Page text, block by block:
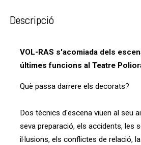
Descripció
VOL-RAS s'acomiada dels
últimes funcions al Teatre
Què passa darrere els decorats?
Dos tècnics d'escena viuen al seu
seva preparació, els accidents, les
il·lusions, els conflictes de relació,